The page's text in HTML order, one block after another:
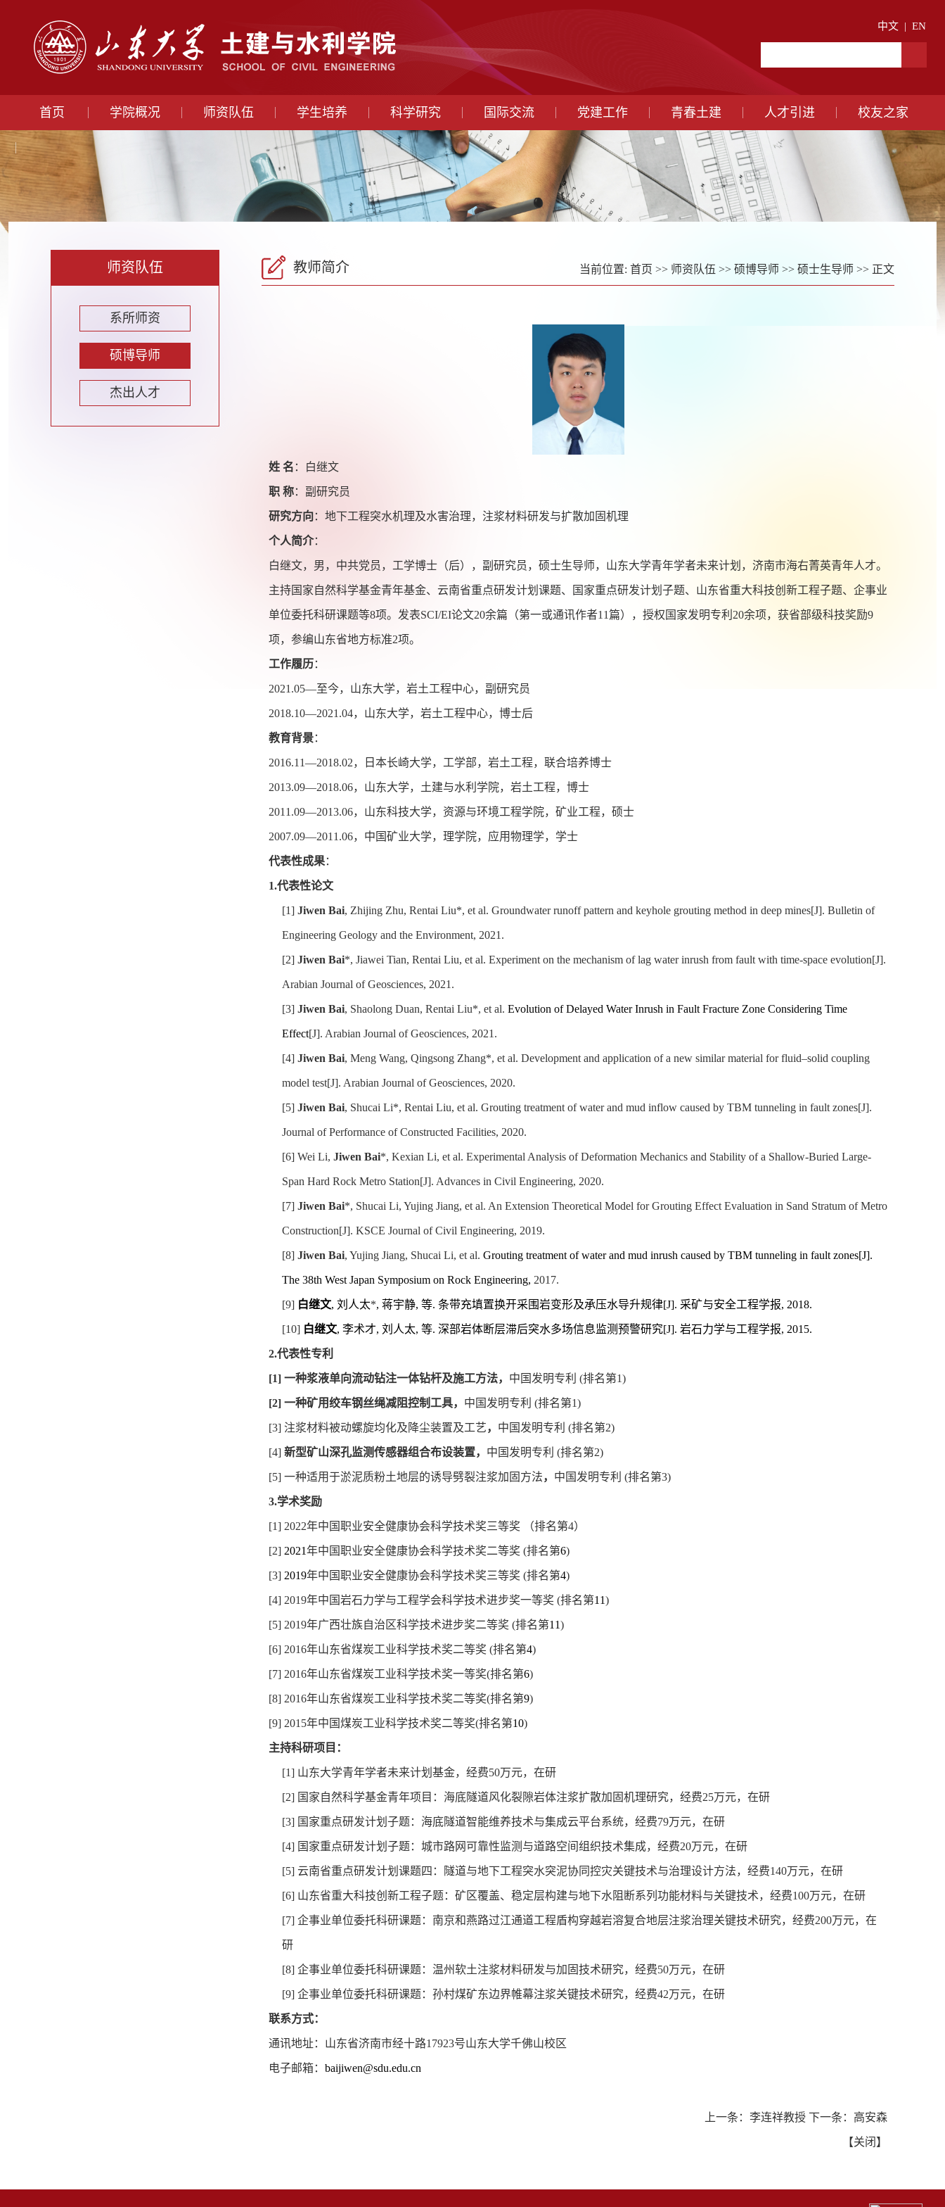
中文 | EN
首页 学院概况 师资队伍 学生培养 科学研究 国际交流 党建工作 青春土建 人才引进 校友之家
师资队伍
系所师资
硕博导师
杰出人才
教师简介 当前位置: 首页 >> 师资队伍 >> 硕博导师 >> 硕士生导师 >> 正文
姓 名 ：白继文
职 称：副研究员
研究方向 ：地下工程突水机理及水害治理，注浆材料研发与扩散加固机理
个人简介：
白继文，男，中共党员，工学博士（后），副研究员，硕士生导师，山东大学青年学者未来计划，济南市海右菁英青年人才。
主持国家自然科学基金青年基金、云南省重点研发计划课题、国家重点研发计划子题、山东省重大科技创新工程子题、企事业
单位委托科研课题等8项。发表SCI/EI论文20余篇（第一或通讯作者11篇），授权国家发明专利 20余项，获省部级科技奖励9
项，参编山东省地方标准2项。
工作履历：
2021.05—至今，山东大学，岩土工程中心，副研究员
2018.10—2021.04，山东大学，岩土工程中心，博士后
教育背景：
2016.11—2018.02，日本长崎大学，工学部，岩土工程，联合培养博士
2013.09—2018.06，山东大学，土建与水利学院，岩土工程，博士
2011.09—2013.06，山东科技大学，资源与环境工程学院，矿业工程，硕士
2007.09—2011.06，中国矿业大学，理学院，应用物理学，学士
代表性成果：
1.代表性论文
[1] Jiwen Bai, Zhijing Zhu, Rentai Liu*, et al. Groundwater runoff pattern and keyhole grouting method in deep mines[J]. Bulletin of
Engineering Geology and the Environment, 2021.
[2] Jiwen Bai*, Jiawei Tian, Rentai Liu, et al. Experiment on the mechanism of lag water inrush from fault with time-space evolution[J].
Arabian Journal of Geosciences, 2021.
[3] Jiwen Bai, Shaolong Duan, Rentai Liu*, et al. Evolution of Delayed Water Inrush in Fault Fracture Zone Considering Time
Effect[J]. Arabian Journal of Geosciences, 2021.
[4] Jiwen Bai, Meng Wang, Qingsong Zhang*, et al. Development and application of a new similar material for fluid–solid coupling
model test[J]. Arabian Journal of Geosciences, 2020.
[5] Jiwen Bai, Shucai Li*, Rentai Liu, et al. Grouting treatment of water and mud inflow caused by TBM tunneling in fault zones[J].
Journal of Performance of Constructed Facilities, 2020.
[6] Wei Li, Jiwen Bai*, Kexian Li, et al. Experimental Analysis of Deformation Mechanics and Stability of a Shallow-Buried Large-
Span Hard Rock Metro Station[J]. Advances in Civil Engineering, 2020.
[7] Jiwen Bai*, Shucai Li, Yujing Jiang, et al. An Extension Theoretical Model for Grouting Effect Evaluation in Sand Stratum of Metro
Construction[J]. KSCE Journal of Civil Engineering, 2019.
[8] Jiwen Bai, Yujing Jiang, Shucai Li, et al. Grouting treatment of water and mud inrush caused by TBM tunneling in fault zones[J].
The 38th West Japan Symposium on Rock Engineering, 2017.
[9] 白继文, 刘人太*, 蒋宇静, 等. 条带充填置换开采围岩变形及承压水导升规律[J]. 采矿与安全工程学报, 2018.
[10] 白继文, 李术才, 刘人太, 等. 深部岩体断层滞后突水多场信息监测预警研究[J]. 岩石力学与工程学报, 2015.
2.代表性专利
[1] 一种浆液单向流动钻注一体钻杆及施工方法， 中国发明专利 (排名第1)
[2] 一种矿用绞车钢丝绳减阻控制工具， 中国发明专利 (排名第1)
[3] 注浆材料被动螺旋均化及降尘装置及工艺， 中国发明专利 (排名第2)
[4] 新型矿山深孔监测传感器组合布设装置， 中国发明专利 (排名第2)
[5] 一种适用于淤泥质粉土地层的诱导劈裂注浆加固方法， 中国发明专利 (排名第3)
3.学术奖励
[1] 2022年中国职业安全健康协会科学技术奖三等奖 （排名第4）
[2] 2021年中国职业安全健康协会科学技术奖二等奖 (排名第6)
[3] 2019年中国职业安全健康协会科学技术奖三等奖 (排名第4)
[4] 2019年中国岩石力学与工程学会科学技术进步奖一等奖 (排名第11)
[5] 2019年广西壮族自治区科学技术进步奖二等奖 (排名第11)
[6] 2016年山东省煤炭工业科学技术奖二等奖 (排名第4)
[7] 2016年山东省煤炭工业科学技术奖一等奖(排名第6)
[8] 2016年山东省煤炭工业科学技术奖二等奖(排名第9)
[9] 2015年中国煤炭工业科学技术奖二等奖(排名第10)
主持科研项目：
[1] 山东大学青年学者未来计划基金，经费50万元，在研
[2] 国家自然科学基金青年项目：海底隧道风化裂隙岩体注浆扩散加固机理研究，经费25万元，在研
[3] 国家重点研发计划子题：海底隧道智能维养技术与集成云平台系统，经费79万元，在研
[4] 国家重点研发计划子题：城市路网可靠性监测与道路空间组织技术集成，经费20万元，在研
[5] 云南省重点研发计划课题四：隧道与地下工程突水突泥协同控灾关键技术与治理设计方法，经费140万元，在研
[6] 山东省重大科技创新工程子题：矿区覆盖、稳定层构建与地下水阻断系列功能材料与关键技术，经费100万元，在研
[7] 企事业单位委托科研课题：南京和燕路过江通道工程盾构穿越岩溶复合地层注浆治理关键技术研究，经费200万元，在
研
[8] 企事业单位委托科研课题：温州软土注浆材料研发与加固技术研究，经费50万元，在研
[9] 企事业单位委托科研课题：孙村煤矿东边界帷幕注浆关键技术研究，经费42万元，在研
联系方式：
通讯地址：山东省济南市经十路17923号山东大学千佛山校区
电子邮箱： baijiwen@sdu.edu.cn
上一条： 李连祥教授 下一条： 高安森
【关闭 】